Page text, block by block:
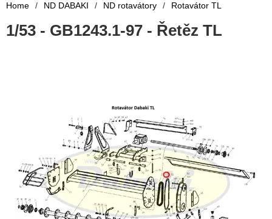
Home / ND DABAKI / ND rotavátory / Rotavátor TL
1/53 - GB1243.1-97 - Řetěz TL